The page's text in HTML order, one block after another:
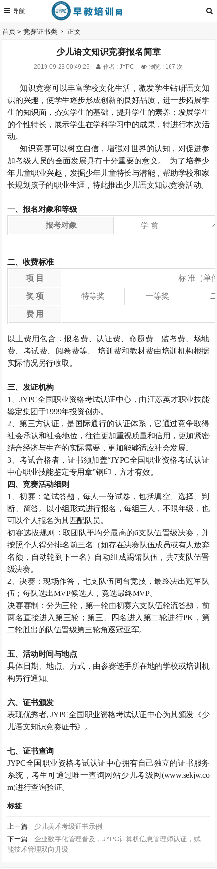
首页 >竞赛证书类 正文
少儿语文知识竞赛报名简章
2019-09-23 00:49:25 作者 : JYPC 浏览 : 167 次
知识竞赛可以丰富学校文化生活，激发学生钻研语文知
识的兴趣，使学生逐步形成创新的良好品质，进一步拓展学
生的知识面，夯实学生的基础，提升学生的素养；发展学生
的个性特长，展示学生在学科学习中的成果，特进行本次活
动。
知识竞赛可以树立自信，增强对世界的认知，对促进参
加考级人员的全面发展具有十分重要的意义。 为了培养少
年儿童职业兴趣，发掘少年儿童特长与潜能，帮助学校和家
长规划孩子的职业生涯，特此推出少儿语文知识竞赛活动。
一、报名对象和等级
报考对象
学 前
二、收费标准
项 目
标 准（单
奖 项 特等奖 一等奖
费 用
以上费用包含：报名费、认证费、命题费、监考费、场地
费、考试费、阅卷费等。 培训费和教材费由培训机构根据
实际情况另行收取。
三、发证机构
1、JYPC全国职业资格考试认证中心，由江苏英才职业技能
鉴定集团于1999年投资创办。
2、第三方认证，是国际通行的认证体系，它通过竞争取得
社会承认和社会地位，往往更加重视质量和信用，更加紧密
结合经济与生产的实际需要，更加能够适应社会发展。
3、考试合格者，证书须加盖“JYPC全国职业资格考试认证
中心职业技能鉴定专用章”钢印，方才有效。
四、竞赛活动细则
1、初赛：笔试答题，每人一份试卷，包括填空、选择、判
断、简答。以小组形式进行报名，每组三人，不限年级，也
可以个人报名为其匹配队员。
初赛选拔规则：取团队平均分最高的6支队伍晋级决赛，并
按照个人得分排名前三名（如存在决赛队伍成员或有人放弃
名额，自动轮到下一名）自动组成踢馆队伍，共7支队伍晋
级决赛。
2、决赛：现场作答，七支队伍同台竞技，最终决出冠军队
伍；每队选出MVP候选人，竞选最终MVP。
决赛赛制：分为三轮，第一轮由初赛六支队伍轮流答题，前
两名直接进入第三轮；第三、四名进入第二轮进行PK，第
二轮胜出的队伍晋级第三轮角逐冠亚军。
五、活动时间与地点
具体日期、地点、方式，由参赛选手所在地的学校或培训机
构另行通知。
六、证书颁发
表现优秀者, JYPC全国职业资格考试认证中心为其颁发《少
儿语文知识竞赛证书》。
七、证书查询
JYPC全国职业资格考试认证中心拥有自己独立的证书服务
系统，考生可通过唯一查询网站少儿考级网(www.sekjw.co
m)进行查询验证。
标签
上一篇： 少儿美术考级证书示例
下一篇：企业数字化管理普及，JYPC计算机信息管理师认证，赋
能技术管理双向升级